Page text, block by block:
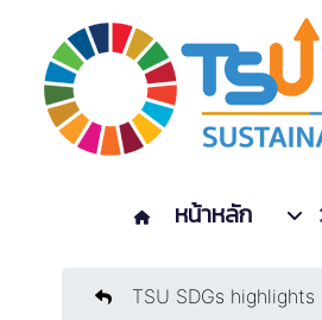
หน้าหลัก
TSU SDGs highlights